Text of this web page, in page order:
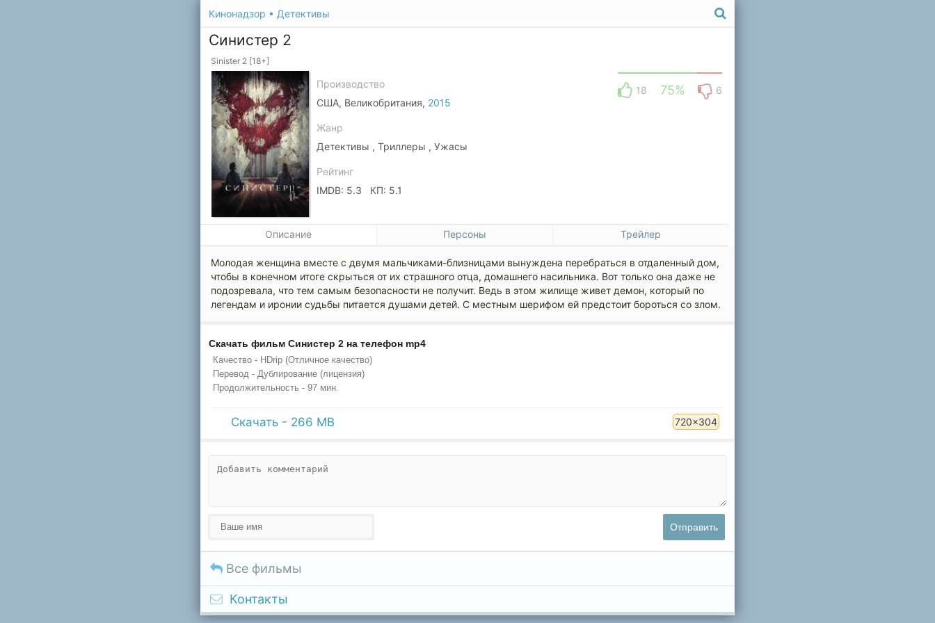
Кинонадзор • Детективы
Синистер 2
Sinister 2 [18+]
Производство
США, Великобритания, 2015
Жанр
Детективы , Триллеры , Ужасы
Рейтинг
IMDB: 5.3 КП: 5.1
18 75% 6
Описание Персоны Трейлер
Молодая женщина вместе с двумя мальчиками-близницами вынуждена перебраться в отдаленный дом,
чтобы в конечном итоге скрыться от их страшного отца, домашнего насильника. Вот только она даже не
подозревала, что тем самым безопасности не получит. Ведь в этом жилище живет демон, который по
легендам и иронии судьбы питается душами детей. С местным шерифом ей предстоит бороться со злом.
Скачать фильм Синистер 2 на телефон mp4
Качество - HDrip (Отличное качество)
Перевод - Дублирование (лицензия)
Продолжительность - 97 мин.
Скачать - 266 MB 720x304
Отправить
Все фильмы
Контакты